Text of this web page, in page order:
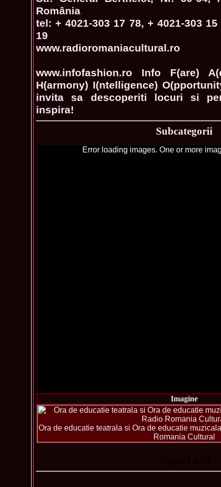
România
tel: + 4021-303 17 78, + 4021-303
19
www.radioromaniacultural.ro
www.infofashion.ro Info F(are)
H(armony) I(ntelligence)
invita sa descoperiti locuri si
inspira!
Subcategorii
Error loading images. One or more
Imagine
Ora de educatie teatrala si Ora de educatie
Romania Cultural